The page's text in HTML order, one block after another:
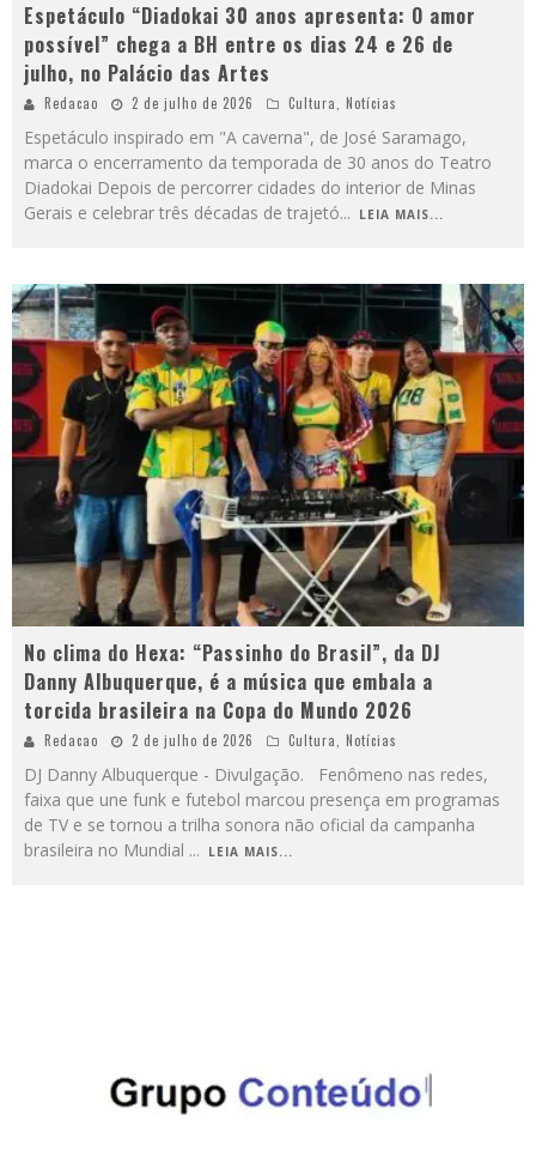
Espetáculo “Diadokai 30 anos apresenta: O amor
possível” chega a BH entre os dias 24 e 26 de
julho, no Palácio das Artes
Redacao 2 de julho de 2026 Cultura, Notícias
Espetáculo inspirado em "A caverna", de José Saramago,
marca o encerramento da temporada de 30 anos do Teatro
Diadokai Depois de percorrer cidades do interior de Minas
Gerais e celebrar três décadas de trajetó... LEIA MAIS...
No clima do Hexa: “Passinho do Brasil”, da DJ
Danny Albuquerque, é a música que embala a
torcida brasileira na Copa do Mundo 2026
Redacao 2 de julho de 2026 Cultura Notícias
DJ Danny Albuquerque - Divulgação. Fenômeno nas redes,
faixa que une funk e futebol marcou presença em programas
de TV e se tornou a trilha sonora não oficial da campanha
brasileira no Mundial ... LEIA MAIS...